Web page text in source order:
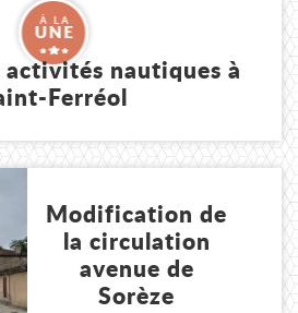
activités nautiques à
Ferréol
Modification de
la circulation
avenue de
Sorèze